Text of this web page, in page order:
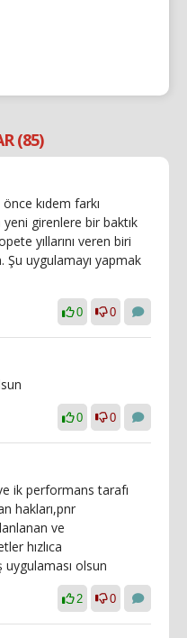
(85)
önce kıdem farkı
girenlere bir baktık
yıllarını veren biri
Şu uygulamayı yapmak
0 0
0 0
ik performans tarafı
hakları,pnr
ve
hızlıca
uygulaması olsun
2 0